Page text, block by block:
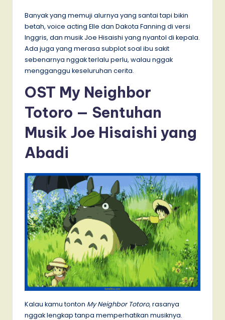
Banyak yang memuji alurnya yang santai tapi bikin
betah, voice acting Elle dan Dakota Fanning di versi
Inggris, dan musik Joe Hisaishi yang nyantol di kepala.
Ada juga yang merasa subplot soal ibu sakit
sebenarnya nggak terlalu perlu, walau nggak
mengganggu keseluruhan cerita.
OST My Neighbor
Totoro — Sentuhan
Musik Joe Hisaishi yang
Abadi
Kalau kamu tonton My Neighbor Totoro, rasanya
nggak lengkap tanpa memperhatikan musiknya.